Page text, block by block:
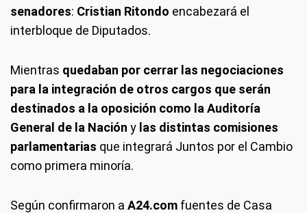
senadores: Cristian Ritondo encabezará el
interbloque de Diputados.
Mientras quedaban por cerrar las negociaciones
para la integración de otros cargos que serán
destinados a la oposición como la Auditoría
General de la Nación y las distintas comisiones
parlamentarias que integrará Juntos por el Cambio
como primera minoría.
Según confirmaron a A24.com fuentes de Casa